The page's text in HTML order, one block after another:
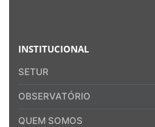
INSTITUCIONAL
SETUR
OBSERVATÓRIO
QUEM SOMOS